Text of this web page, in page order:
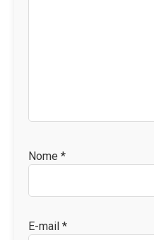
Nome *
E-mail *